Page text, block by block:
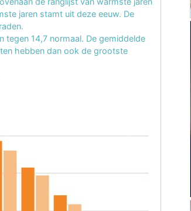
jaren stamt uit deze eeuw. De
tegen 14,7 normaal. De gemiddelde
hebben dan ook de grootste